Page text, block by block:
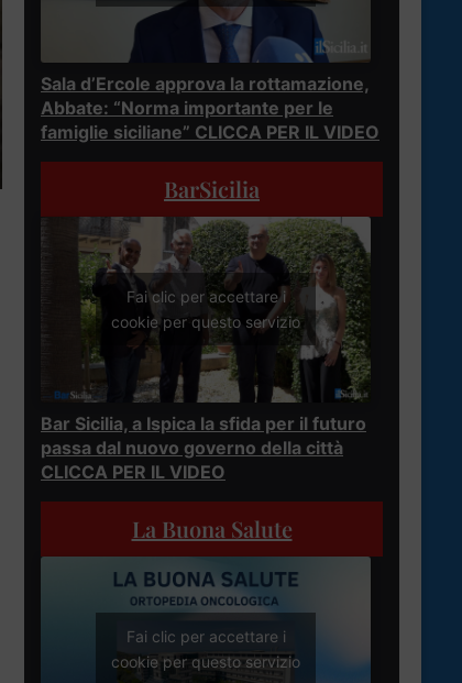
Sala d’Ercole approva la rottamazione,
Abbate: “Norma importante per le
famiglie siciliane” CLICCA PER IL VIDEO
BarSicilia
Fai clic per accettare i
cookie per questo servizio
Bar Sicilia, a Ispica la sfida per il futuro
passa dal nuovo governo della città
CLICCA PER IL VIDEO
La Buona Salute
Fai clic per accettare i
cookie per questo servizio